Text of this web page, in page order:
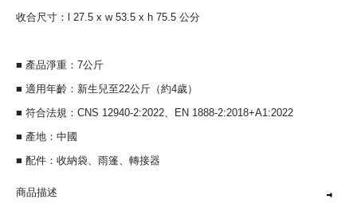
收合尺寸：l 27.5 x w 53.5 x h 75.5 公分
■ 產品淨重：7公斤
■ 適用年齡：新生兒至22公斤（約4歲）
■ 符合法規：CNS 12940-2:2022、EN 1888-2:2018+A1:2022
■ 產地：中國
■ 配件：收納袋、雨篷、轉接器
商品描述